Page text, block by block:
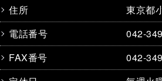
住所
東京都
電話番号
042-
FAX番号
042-